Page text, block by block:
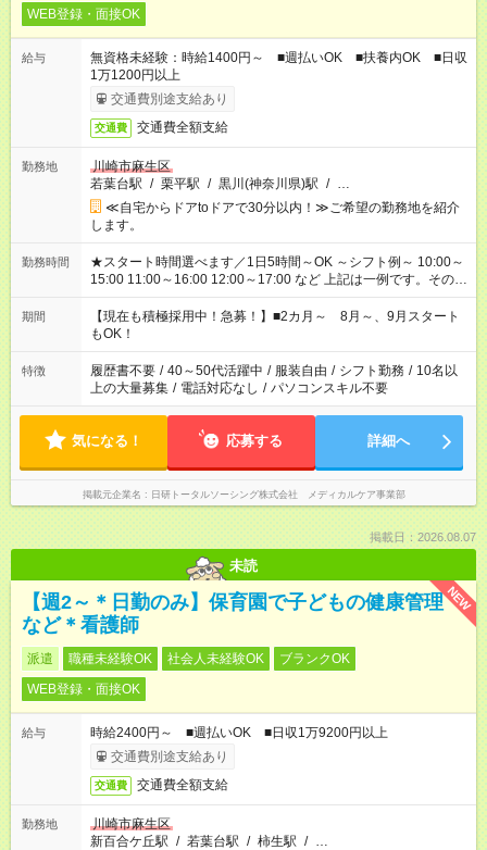
WEB登録・面接OK
給与
無資格未経験：時給1400円～ ■週払いOK ■扶養内OK ■日収
1万1200円以上
交通費別途支給あり
交通費 交通費全額支給
勤務地
川崎市麻生区
若葉台駅 / 栗平駅 / 黒川(神奈川県)駅 / …
≪自宅からドアtoドアで30分以内！≫ご希望の勤務地を紹介
します。
勤務時間
★スタート時間選べます／1日5時間～OK ～シフト例～ 10:00～
15:00 11:00～16:00 12:00～17:00 など 上記は一例です。その他
シフトもご相談ください。 ※Wワークの場合当社と合わせて法
定労働時間が週40時間を超えなければOKです。
期間
【現在も積極採用中！急募！】■2カ月～ 8月～、9月スタート
もOK！
特徴 履歴書不要 / 40～50代活躍中 / 服装自由 / シフト勤務 / 10名以
上の大量募集 / 電話対応なし / パソコンスキル不要
気になる！ 応募する 詳細へ
掲載元企業名 日研トータルソーシング株式会社 メディカルケア事業部
掲載日：2026.08.07
未読
NEW
【週2～＊日勤のみ】保育園で子どもの健康管理
など＊看護師
派遣 職種未経験OK 社会人未経験OK
ブランクOK
WEB登録・面接OK
給与
時給2400円～ ■週払いOK ■日収1万9200円以上
交通費別途支給あり
交通費 交通費全額支給
勤務地
川崎市麻生区
新百合ケ丘駅 / 若葉台駅 / 柿生駅 / …